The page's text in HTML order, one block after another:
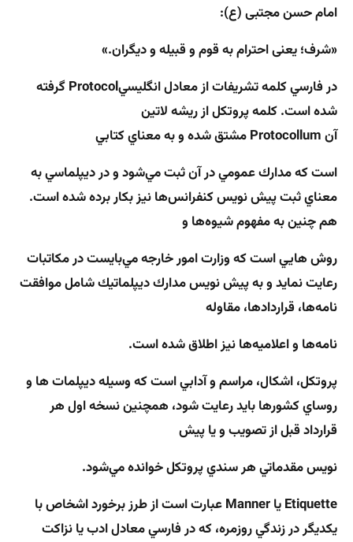
امام حسن مجتبی (ع):
«شرف؛ یعنی احترام به قوم و قبیله و دیگران.»
در فارسي كلمه تشريفات از معادل انگليسيProtocolگرفته
شده است. كلمه پروتكل از ريشه لاتين
آنProtocollumمشتق شده و به معناي كتابي
است كه مدارك عمومي در آن ثبت مي‌شود و در ديپلماسي به
معناي ثبت پيش نويس كنفرانس‌ها نيز بكار برده شده است.
هم چنين به مفهوم شيوه‌ها و
روش هايي است كه وزارت امور خارجه مي‌بايست در مكاتبات
رعايت نمايد و به پيش نويس مدارك ديپلماتيك شامل موافقت
نامه‌ها، قراردادها، مقاوله
نامه‌ها و اعلاميه‌ها نيز اطلاق شده است.
پروتكل، اشكال، مراسم و آدابي است كه وسيله ديپلمات ها و
روساي كشورها بايد رعايت شود، همچنين نسخه اول هر
قرارداد قبل از تصويب و يا پيش
نويس مقدماتي هر سندي پروتكل خوانده مي‌شود.
EtiquetteياMannerعبارت است از طرز برخورد اشخاص با
يكديگر در زندگي روزمره، كه در فارسي معادل ادب يا نزاكت